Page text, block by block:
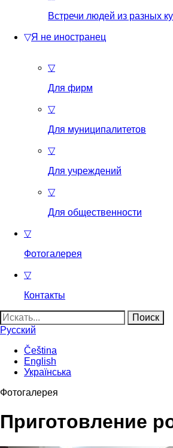
Встречи людей из разных
▽Я не иностранец
▽
Для фирм
▽
Для муниципалитетов
▽
Для учреждений
▽
Для общественности
▽
Фотогалерея
▽
Контакты
Найти:
Русский
Čeština
English
Українська
Фотогалерея
Приготовление